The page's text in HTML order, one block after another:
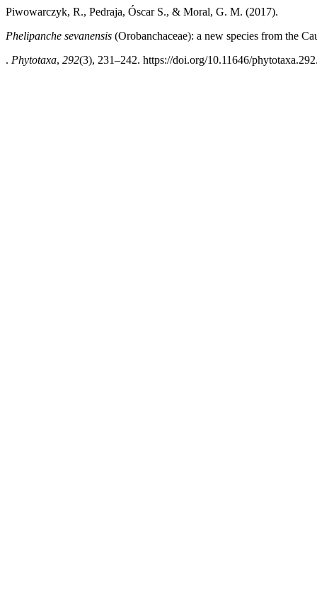
Piwowarczyk, R., Pedraja, Óscar S., & Moral, G. M. (2017).
Phelipanche sevanensis (Orobanchaceae): a new species from the
. Phytotaxa, 292(3), 231–242. https://doi.org/10.11646/